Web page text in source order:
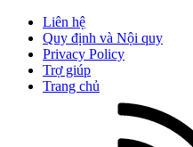
Liên hệ
Quy định và Nội quy
Privacy Policy
Trợ giúp
Trang chủ